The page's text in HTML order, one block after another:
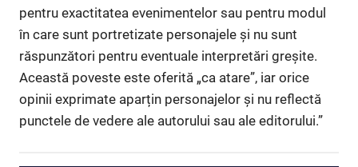
pentru exactitatea evenimentelor sau pentru modul
în care sunt portretizate personajele și nu sunt
răspunzători pentru eventuale interpretări greșite.
Această poveste este oferită „ca atare”, iar orice
opinii exprimate aparțin personajelor și nu reflectă
punctele de vedere ale autorului sau ale editorului.”